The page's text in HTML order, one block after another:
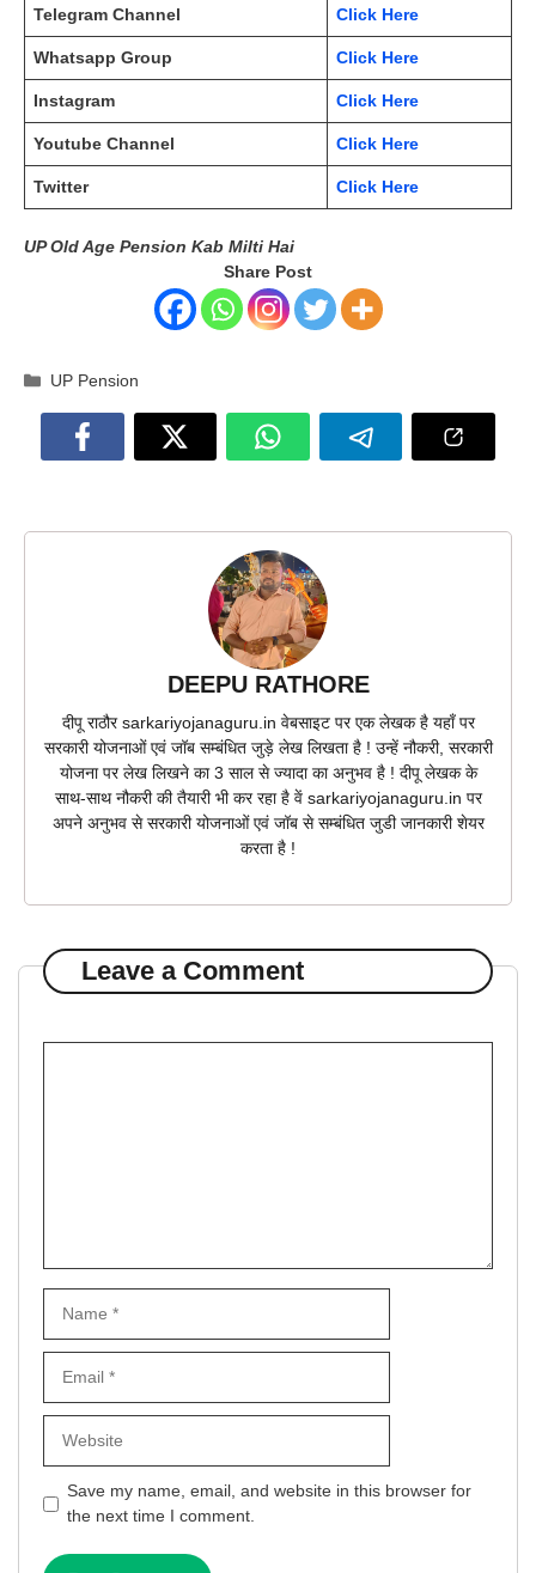
Telegram Channel Click Here
Whatsapp Group Click Here
Instagram Click Here
Youtube Channel Click Here
Twitter Click Here
UP Old Age Pension Kab Milti Hai
Share Post
Categories
UP Pension
DEEPU RATHORE
दीपू राठौर sarkariyojanaguru.in वेबसाइट पर एक लेखक है यहाँ पर
सरकारी योजनाओं एवं जॉब सम्बंधित जुड़े लेख लिखता है ! उन्हें नौकरी, सरकारी
योजना पर लेख लिखने का 3 साल से ज्यादा का अनुभव है ! दीपू लेखक के
साथ-साथ नौकरी की तैयारी भी कर रहा है वें sarkariyojanaguru.in पर
अपने अनुभव से सरकारी योजनाओं एवं जॉब से सम्बंधित जुडी जानकारी शेयर
करता है !
Leave a Comment
Save my name, email, and website in this browser for
the next time I comment.